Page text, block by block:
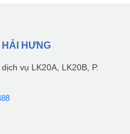
HƯNG
vụ LK20A, LK20B, P.